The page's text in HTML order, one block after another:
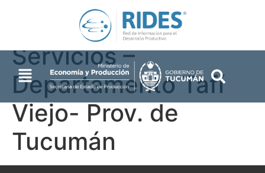
Industrias y
Servicios –
Departamento Tafí
Viejo- Prov. de
Tucumán